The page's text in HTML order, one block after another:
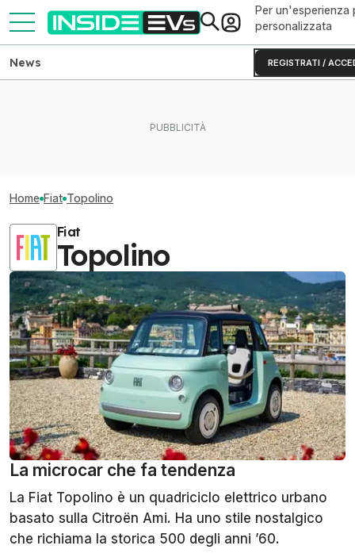
Per un'esperienza
personalizzata
REGISTRATI /
News
Home Fiat Topolino
Fiat
Topolino
La microcar che fa tendenza
La Fiat Topolino è un quadriciclo elettrico urbano
basato sulla Citroën Ami. Ha uno stile nostalgico
che richiama la storica 500 degli anni ’60.